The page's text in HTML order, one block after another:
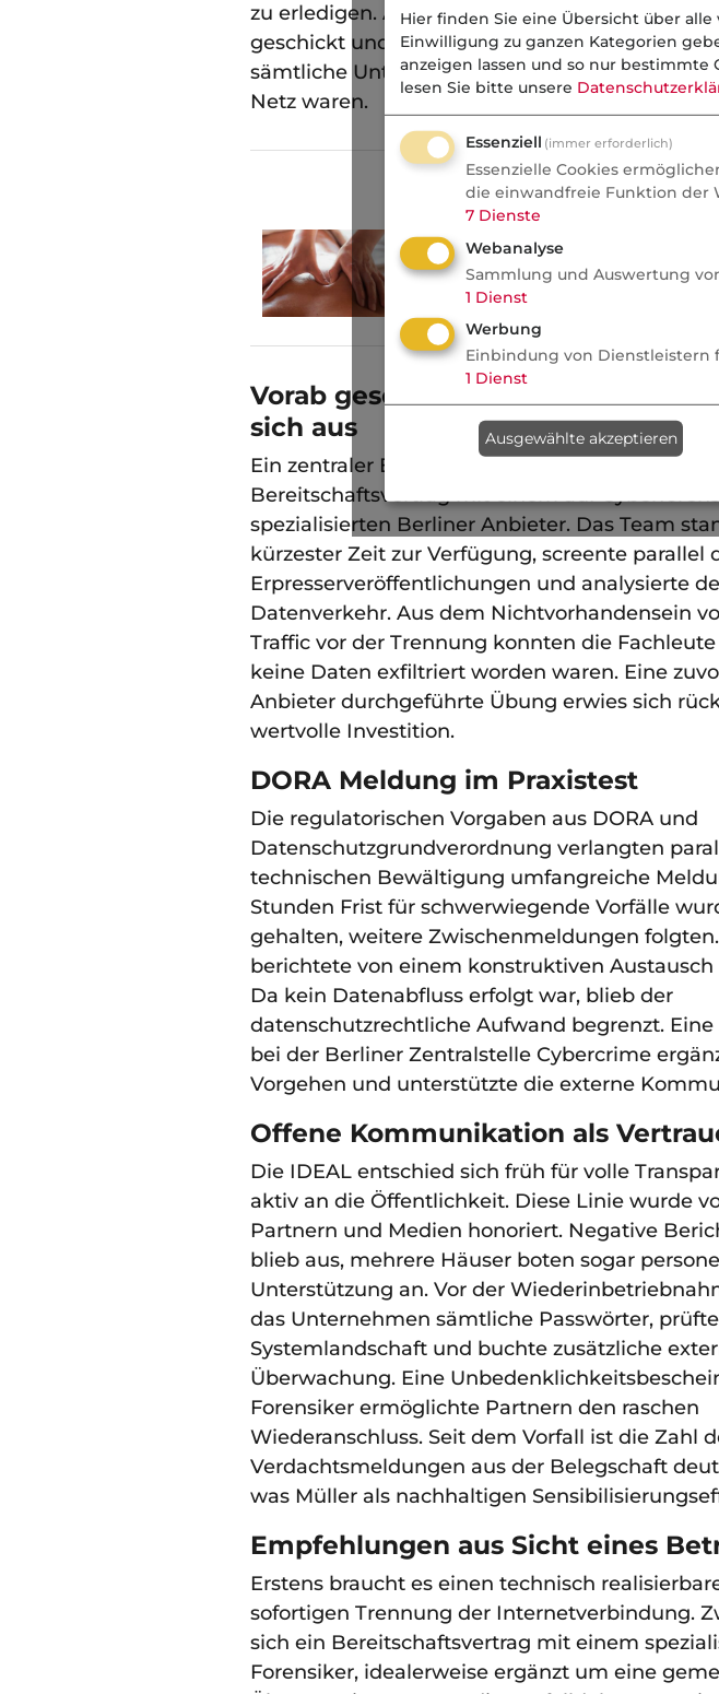
zu erledigen. Auch die Mitarbeiter wurden früh
geschickt und über persönliche Kanäle
sämtliche Unternehmenssysteme zu diesem
Netz waren.
Lesen Sie auch:
Recht
Sind Maßnahmen der
Gesundheitsförderung
unfallversichert?
Vorab geschlossener
sich aus
Ein zentraler Erfolgsfaktor war der vorab
Bereitschaftsvertrag mit einem auf
spezialisierten Berliner Anbieter. Das Team
kürzester Zeit zur Verfügung, screente parallel
Erpresserveröffentlichungen und analysierte
Datenverkehr. Aus dem Nichtvorhandensein
Traffic vor der Trennung konnten die
keine Daten exfiltriert worden waren. Eine
Anbieter durchgeführte Übung erwies sich
wertvolle Investition.
DORA Meldung im Praxistest
Die regulatorischen Vorgaben aus DORA und
Datenschutzgrundverordnung verlangten
technischen Bewältigung umfangreiche
Stunden Frist für schwerwiegende Vorfälle
gehalten, weitere Zwischenmeldungen
berichtete von einem konstruktiven
Da kein Datenabfluss erfolgt war, blieb der
datenschutzrechtliche Aufwand begrenzt. Eine
bei der Berliner Zentralstelle Cybercrime
Vorgehen und unterstützte die externe
Offene Kommunikation als
Die IDEAL entschied sich früh für volle
aktiv an die Öffentlichkeit. Diese Linie wurde
Partnern und Medien honoriert. Negative
blieb aus, mehrere Häuser boten sogar
Unterstützung an. Vor der
das Unternehmen sämtliche Passwörter,
Systemlandschaft und buchte zusätzliche
Überwachung. Eine
Forensiker ermöglichte Partnern den raschen
Wiederanschluss. Seit dem Vorfall ist die Zahl
Verdachtsmeldungen aus der Belegschaft
was Müller als nachhaltigen
Empfehlungen aus Sicht eines
Erstens braucht es einen technisch
sofortigen Trennung der Internetverbindung.
sich ein Bereitschaftsvertrag mit einem
Forensiker, idealerweise ergänzt um eine
Hier finden Sie eine Übersicht über
Einwilligung zu ganzen Kategorien
anzeigen lassen und so nur bestimmte
lesen Sie bitte unsere
Essenziell (immer erforderlich)
Essenzielle Cookies
die einwandfreie Funktion der
7 Dienste
Webanalyse
Sammlung und Auswertung
1 Dienst
Werbung
Einbindung von Dienstleistern
1 Dienst
Ausgewählte akzeptieren